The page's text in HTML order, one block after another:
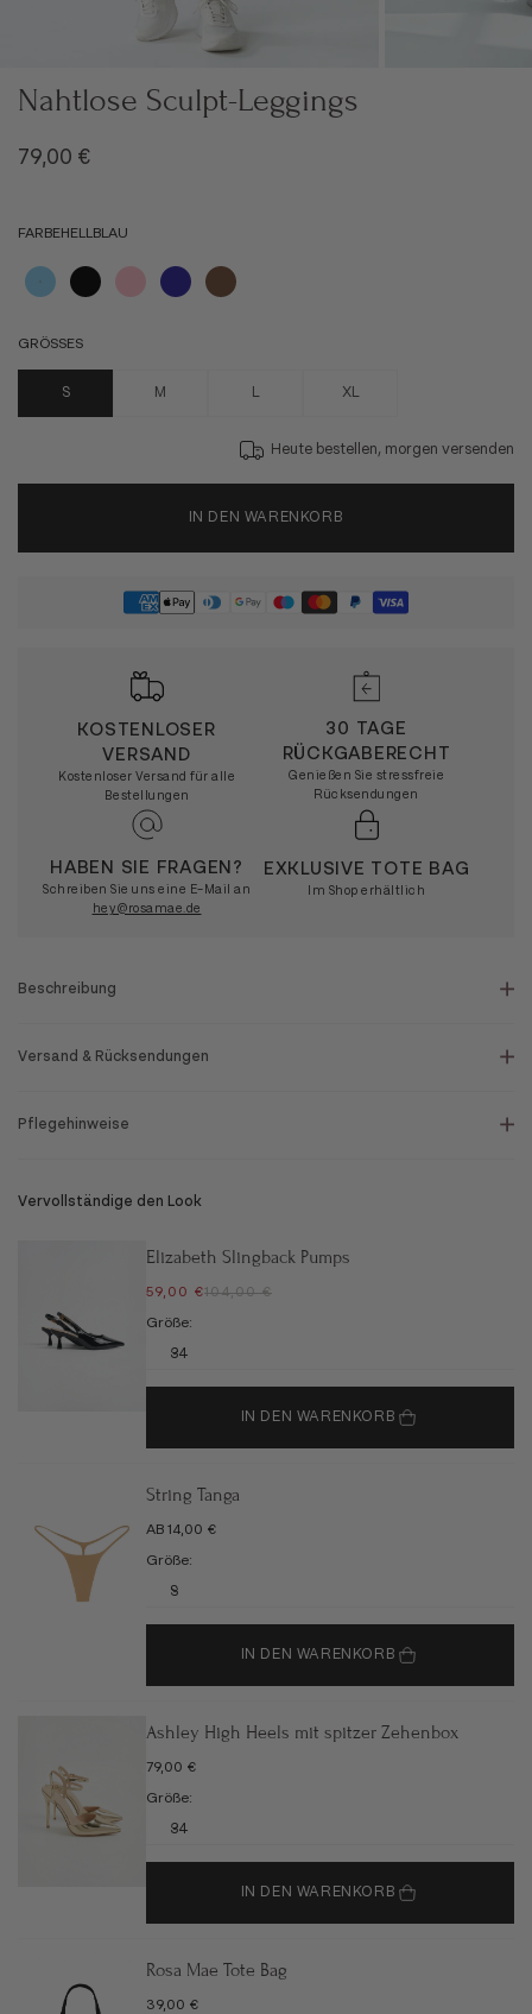
Nahtlose Sculpt-Leggings
Angebot
79,00 €
FARBEHELLBLAU
HellblauSchwarzRosa Navy Mokka
GRÖSSES
S M XL
Heute bestellen, morgen versenden
IN DEN WARENKORB
KOSTENLOSER
VERSAND
Kostenloser Versand für alle
Bestellungen
30 TAGE
RÜCKGABERECHT
Genießen Sie stressfreie
Rücksendungen
HABEN SIE FRAGEN?
Schreiben Sie uns eine E-Mail an
hey@rosamae.de
EXKLUSIVE TOTE BAG
Im Shop erhältlich
Beschreibung
Versand & Rücksendungen
Pflegehinweise
Vervollständige den Look
Elizabeth Slingback Pumps
ANGEBOT
59,00 €REGULÄRER PREIS
104,00 €
Größe:
34
IN DEN WARENKORB
String Tanga
ANGEBOT
AB 14,00 €
Größe:
S
IN DEN WARENKORB
Ashley High Heels mit spitzer Zehenbox
ANGEBOT
79,00 €
Größe:
34
IN DEN WARENKORB
Rosa Mae Tote Bag
ANGEBOT
39,00 €